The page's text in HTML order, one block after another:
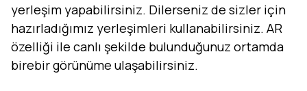
yerleşim yapabilirsiniz. Dilerseniz de sizler için
hazırladığımız yerleşimleri kullanabilirsiniz. AR
özelliği ile canlı şekilde bulunduğunuz ortamda
birebir görünüme ulaşabilirsiniz.